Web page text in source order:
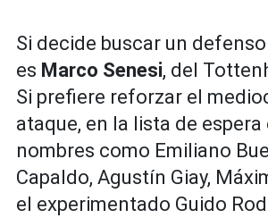
Si decide buscar un
es Marco Senesi, del
Si prefiere reforzar el
ataque, en la lista de espera
nombres como Emiliano
Capaldo, Agustín Giay,
el experimentado Guido